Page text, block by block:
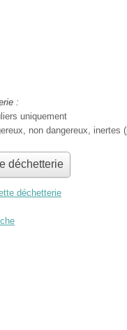
:
uniquement
non dangereux, inertes (
déchetterie
déchetterie